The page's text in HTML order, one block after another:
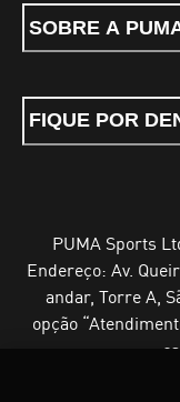
SOBRE A
FIQUE POR
PUMA Sports
Endereço: Av.
andar, Torre A,
opção